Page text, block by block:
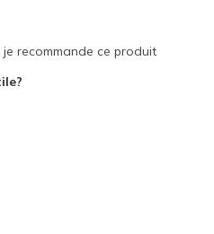
recommande ce produit